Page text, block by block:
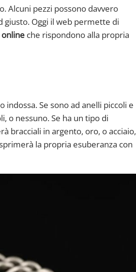
Alcuni pezzi possono davvero
Oggi il web permette di
online che rispondono alla propria
Se sono ad anelli piccoli e
o nessuno. Se ha un tipo di
bracciali in argento, oro, o acciaio,
la propria esuberanza con